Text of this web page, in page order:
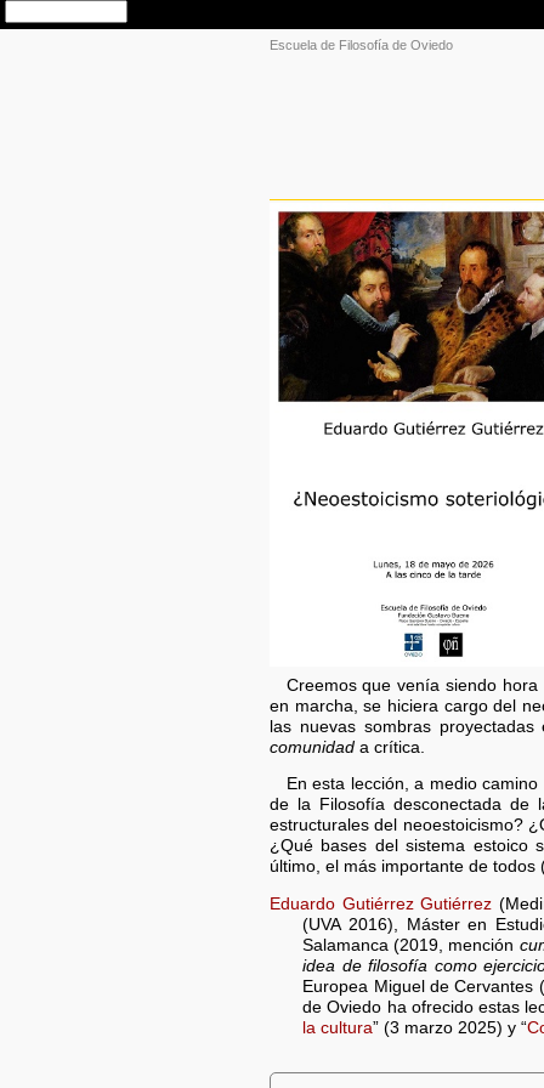
Escuela de Filosofía de Oviedo
Creemos que venía siendo
en marcha, se hiciera cargo del
las nuevas sombras
comunidad a crítica.
En esta lección, a medio
de la Filosofía desconectada de
estructurales del neoestoicismo?
¿Qué bases del sistema estoico
último, el más importante de
Eduardo Gutiérrez Gutiérrez
(UVA 2016), Máster en
Salamanca (2019, mención
idea de filosofía como
Europea Miguel de
de Oviedo ha ofrecido estas
la cultura” (3 marzo 2025) y “